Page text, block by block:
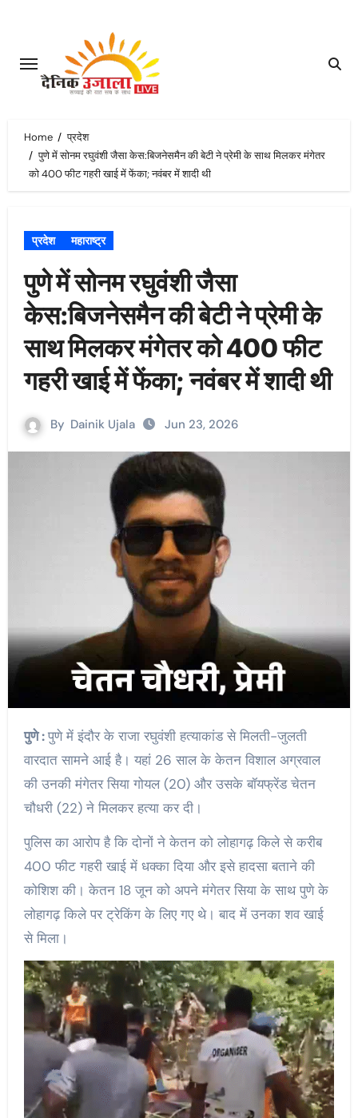
content
Home
प्रदेश
पुणे में सोनम रघुवंशी जैसा केस:बिजनेसमैन की बेटी ने प्रेमी के साथ मिलकर मंगेतर
को 400 फीट गहरी खाई में फेंका; नवंबर में शादी थी
प्रदेश महाराष्ट्र
पुणे में सोनम रघुवंशी जैसा
केस:बिजनेसमैन की बेटी ने प्रेमी के
साथ मिलकर मंगेतर को 400 फीट
गहरी खाई में फेंका; नवंबर में शादी थी
By Dainik Ujala Jun 23, 2026
पुणे :पुणे में इंदौर के राजा रघुवंशी हत्याकांड से मिलती-जुलती
वारदात सामने आई है। यहां 26 साल के केतन विशाल अग्रवाल
की उनकी मंगेतर सिया गोयल (20) और उसके बॉयफ्रेंड चेतन
चौधरी (22) ने मिलकर हत्या कर दी।
पुलिस का आरोप है कि दोनों ने केतन को लोहागढ़ किले से करीब
400 फीट गहरी खाई में धक्का दिया और इसे हादसा बताने की
कोशिश की। केतन 18 जून को अपने मंगेतर सिया के साथ पुणे के
लोहागढ़ किले पर ट्रेकिंग के लिए गए थे। बाद में उनका शव खाई
से मिला।